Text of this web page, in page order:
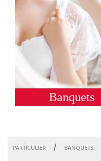
Banquets
PARTICULIER / BANQUETS